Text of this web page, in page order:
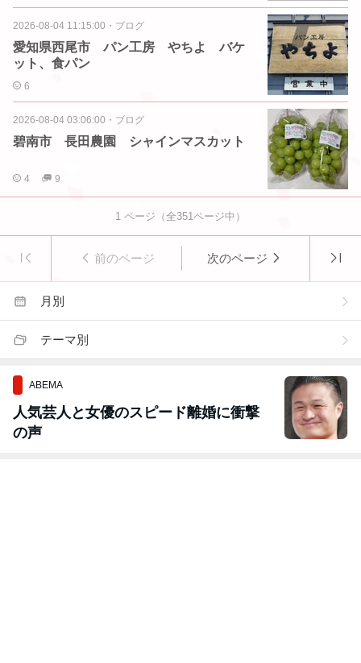
2026-08-04 11:15:00 ・ ブログ
愛知県西尾市 パン工房 やちよ バケ
ット、食パン
6
2026-08-04 03:06:00 ・ ブログ
碧南市 長田農園 シャインマスカット
4 9
1 ページ（全351ページ中）
前のページ 次のページ
月別
テーマ別
ABEMA
人気芸人と女優のスピード離婚に衝撃
の声